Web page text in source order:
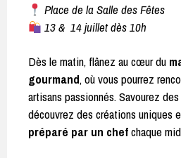
Place de la Salle des Fêtes
13 & 14 juillet dès 10h
Dès le matin, flânez au cœur du
gourmand, où vous pourrez
artisans passionnés. Savourez
découvrez des créations uniques
préparé par un chefchaque